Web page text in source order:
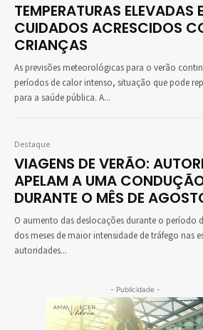
TEMPERATURAS ELEVADAS
CUIDADOS ACRESCIDOS
CRIANÇAS
As previsões meteorológicas para o verão
períodos de calor intenso, situação que pode
para a saúde pública. A...
Destaque
VIAGENS DE VERÃO:
APELAM A UMA
DURANTE O MÊS DE
O aumento das deslocações durante o período
dos meses de maior intensidade de tráfego nas
autoridades...
- Publicidade -